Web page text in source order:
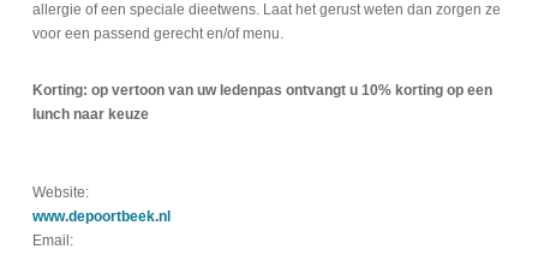
allergie of een speciale dieetwens. Laat het gerust weten dan zorgen ze
voor een passend gerecht en/of menu.
Korting: op vertoon van uw ledenpas ontvangt u 10% korting op een
lunch naar keuze
Website:
www.depoortbeek.nl
Email: